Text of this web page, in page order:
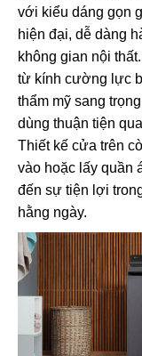
với kiểu dáng gọn
hiện đại, dễ dàng
không gian nội
từ kính cường lực
thẩm mỹ sang
dùng thuận tiện
Thiết kế cửa trên
vào hoặc lấy quần
đến sự tiện lợi
hằng ngày.